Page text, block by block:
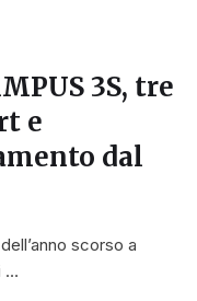
3S, tre
e
dal
scorso a
…